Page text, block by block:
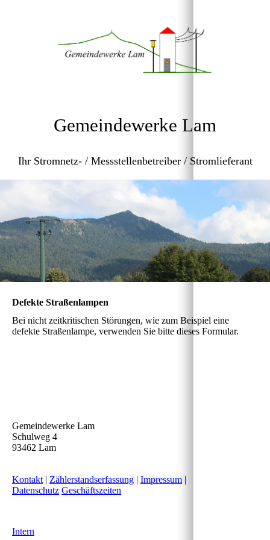
Gemeindewerke Lam
Ihr Stromnetz- / Messstellenbetreiber / Stromlieferant
Defekte Straßenlampen
Bei nicht zeitkritischen Störungen, wie zum Beispiel eine
defekte Straßenlampe, verwenden Sie bitte dieses Formular.
Gemeindewerke Lam
Schulweg 4
93462 Lam
Kontakt | Zählerstandserfassung | Impressum |
Datenschutz Geschäftszeiten
Intern